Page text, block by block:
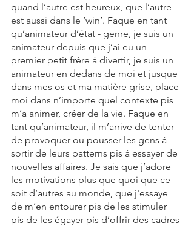
quand l’autre est heureux, que l’autre
est aussi dans le ‘win’. Faque en tant
qu’animateur d’état - genre, je suis un
animateur depuis que j’ai eu un
premier petit frère à divertir, je suis un
animateur en dedans de moi et jusque
dans mes os et ma matière grise, place
moi dans n’importe quel contexte pis
m’a animer, créer de la vie. Faque en
tant qu’animateur, il m’arrive de tenter
de provoquer ou pousser les gens à
sortir de leurs patterns pis à essayer de
nouvelles affaires. Je sais que j’adore
les motivations plus que quoi que ce
soit d’autres au monde, que j'essaye
de m’en entourer pis de les stimuler
pis de les égayer pis d’offrir des cadres